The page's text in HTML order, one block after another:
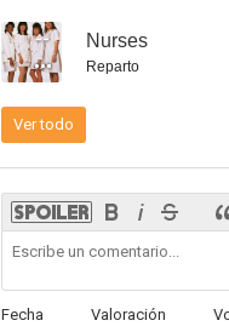
-- Nurses
Reparto
Ver todo
Fecha Valoración